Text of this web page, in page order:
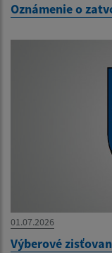
Oznámenie o
01.07.2026
Výberové